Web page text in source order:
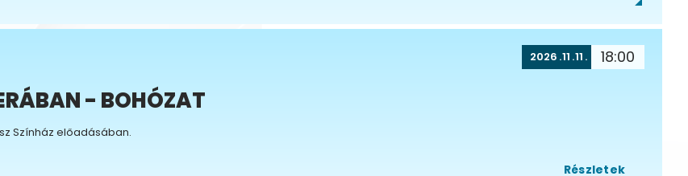
2026 11 11 18:00
- BOHÓZAT
Színház előadásában.
Részletek